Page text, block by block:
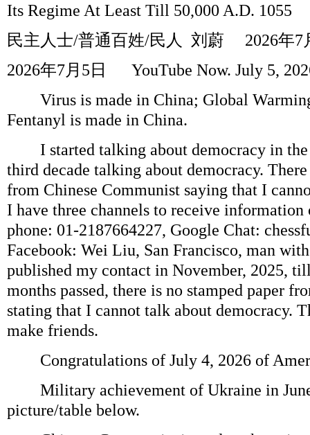
Its Regime At Least Till 50,000 A.D. 1055
民主人士/普通百姓/民人 刘蔚 2026年7
2026年7月 5 日
YouTube Now. July 5,
Virus is made in China; Global
Fentanyl is made in China.
I started talking about democracy in the
third decade talking about democracy.
from Chinese Communist saying that I
I have three channels to receive
phone: 01-2187664227, Google Chat:
Facebook: Wei Liu, San Francisco, man
published my contact in November, 2025,
months passed, there is no stamped paper
stating that I cannot talk about democracy.
make friends.
Congratulations of July 4, 2026 of
Military achievement of Ukraine in
picture/table below.